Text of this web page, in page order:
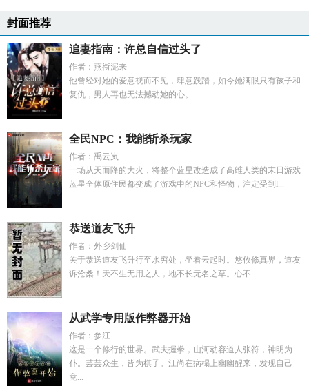
封面推荐
追妻指南：许总自信过头了
作者：燕衔泥来
他曾经对她的爱意视而不见，肆意践踏，如今她满眼只有孩子和
复仇，男人再也无法撼动她的心。...
全民NPC：我能斩杀玩家
作者：禹云岚
一场从天而降的大火，将整个蓝星改造成了高维人类的末日游戏
蓝星全体原住民都变成了游戏中的NPC和怪物，注定受到l...
恭送道友飞升
作者：外乡剑仙
关于恭送道友飞升行至水穷处，坐看云起时。悠攸修真界，道友
诉沧桑！天不生无用之人，地不长无名之草。心不...
从武学专用版作弊器开始
作者：参江
这是一个修行的世界。武夫握拳，山河动容道人张符，神明为
仆。芸芸众生，皆为棋子。江尚在病榻上幽幽醒来，发现自己
竟...